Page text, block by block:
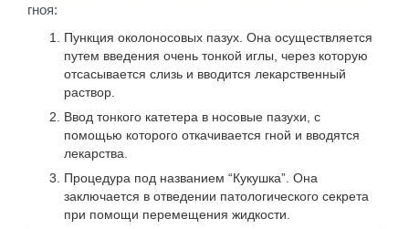
гноя:
Пункция околоносовых пазух. Она осуществляется
путем введения очень тонкой иглы, через которую
отсасывается слизь и вводится лекарственный
раствор.
Ввод тонкого катетера в носовые пазухи, с
помощью которого откачивается гной и вводятся
лекарства.
Процедура под названием “Кукушка”. Она
заключается в отведении патологического секрета
при помощи перемещения жидкости.